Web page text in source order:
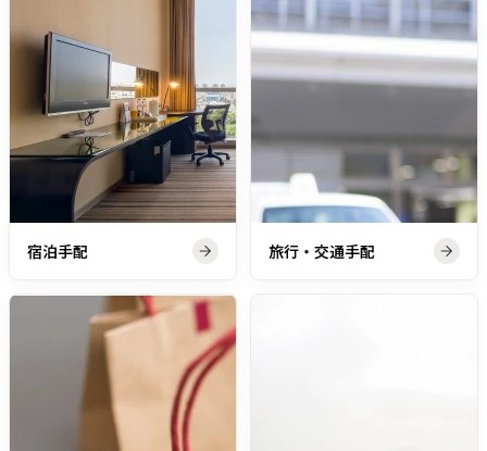
宿泊手配 旅行・交通手配